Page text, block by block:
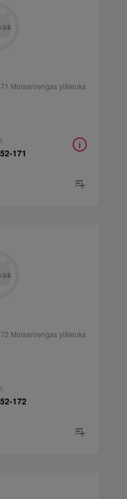
Molaarirengas yläleuka
171
Molaarirengas yläleuka
172